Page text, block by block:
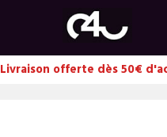
Livraison offerte dès 50€